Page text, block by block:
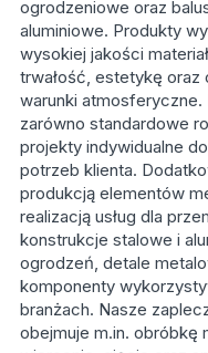
ogrodzeniowe oraz
aluminiowe. Produkty
wysokiej jakości
trwałość, estetykę oraz
warunki atmosferyczne.
zarówno standardowe
projekty indywidualne
potrzeb klienta.
produkcją elementów
realizacją usług dla
konstrukcje stalowe i
ogrodzeń, detale
komponenty
branżach. Nasze
obejmuje m.in. obróbkę